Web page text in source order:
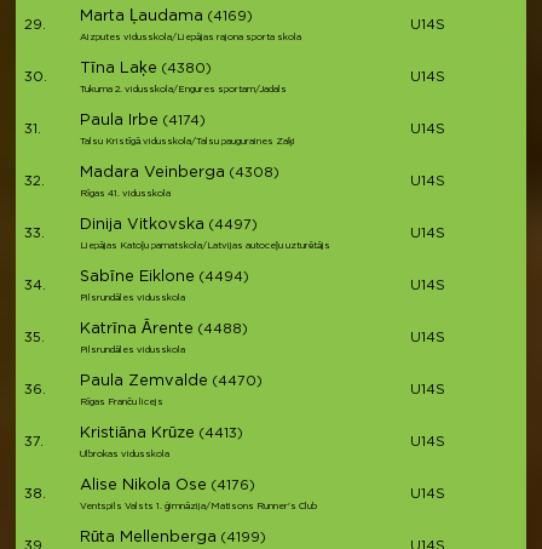
29.
Marta Ļaudama (4169)
Aizputes vidusskola/Liepājas rajona sporta skola
U14S
30.
Tīna Laķe (4380)
Tukuma 2. vidusskola/Engures sportam/Jadals
U14S
31.
Paula Irbe (4174)
Talsu Kristīgā vidusskola/Talsu pauguraines Zaķi
U14S
32.
Madara Veinberga (4308)
Rīgas 41. vidusskola
U14S
33.
Dinija Vitkovska (4497)
Liepājas Katoļu pamatskola/Latvijas autoceļu uzturētājs
U14S
34.
Sabīne Eiklone (4494)
Pilsrundāles vidusskola
U14S
35.
Katrīna Ārente (4488)
Pilsrundāles vidusskola
U14S
36.
Paula Zemvalde (4470)
Rīgas Franču licejs
U14S
37.
Kristiāna Krūze (4413)
Ulbrokas vidusskola
U14S
38.
Alise Nikola Ose (4176)
Ventspils Valsts 1. ģimnāzija/Matisons Runner's Club
U14S
Rūta Mellenberga (4199)